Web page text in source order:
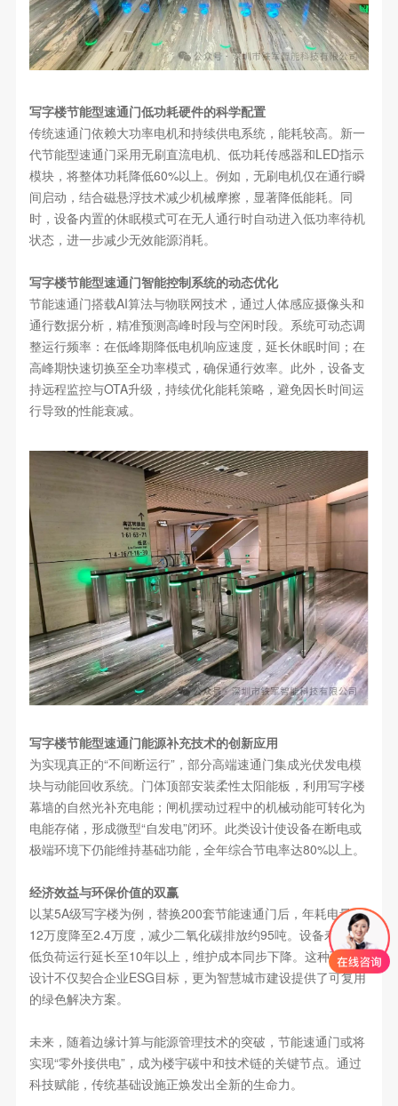
写字楼节能型速通门低功耗硬件的科学配置
传统速通门依赖大功率电机和持续供电系统，能耗较高。新一
代节能型速通门采用无刷直流电机、低功耗传感器和LED指示
模块，将整体功耗降低60%以上。例如，无刷电机仅在通行瞬
间启动，结合磁悬浮技术减少机械摩擦，显著降低能耗。同
时，设备内置的休眠模式可在无人通行时自动进入低功率待机
状态，进一步减少无效能源消耗。
写字楼节能型速通门智能控制系统的动态优化
节能速通门搭载AI算法与物联网技术，通过人体感应摄像头和
通行数据分析，精准预测高峰时段与空闲时段。系统可动态调
整运行频率：在低峰期降低电机响应速度，延长休眠时间；在
高峰期快速切换至全功率模式，确保通行效率。此外，设备支
持远程监控与OTA升级，持续优化能耗策略，避免因长时间运
行导致的性能衰减。
写字楼节能型速通门能源补充技术的创新应用
为实现真正的“不间断运行”，部分高端速通门集成光伏发电模
块与动能回收系统。门体顶部安装柔性太阳能板，利用写字楼
幕墙的自然光补充电能；闸机摆动过程中的机械动能可转化为
电能存储，形成微型“自发电”闭环。此类设计使设备在断电或
极端环境下仍能维持基础功能，全年综合节电率达80%以上。
经济效益与环保价值的双赢
以某5A级写字楼为例，替换200套节能速通门后，年耗电量从
12万度降至2.4万度，减少二氧化碳排放约95吨。设备寿命因
低负荷运行延长至10年以上，维护成本同步下降。这种可持续
设计不仅契合企业ESG目标，更为智慧城市建设提供了可复用
的绿色解决方案。
未来，随着边缘计算与能源管理技术的突破，节能速通门或将
实现“零外接供电”，成为楼宇碳中和技术链的关键节点。通过
科技赋能，传统基础设施正焕发出全新的生命力。